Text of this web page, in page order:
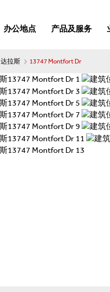
办公地点 产品及服务
达拉斯 13747 Montfort Dr